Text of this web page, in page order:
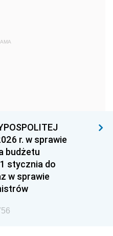
1937
r. w sprawie
budżetu
stycznia do
w sprawie